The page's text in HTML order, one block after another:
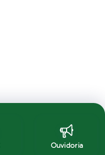
Ouvidoria